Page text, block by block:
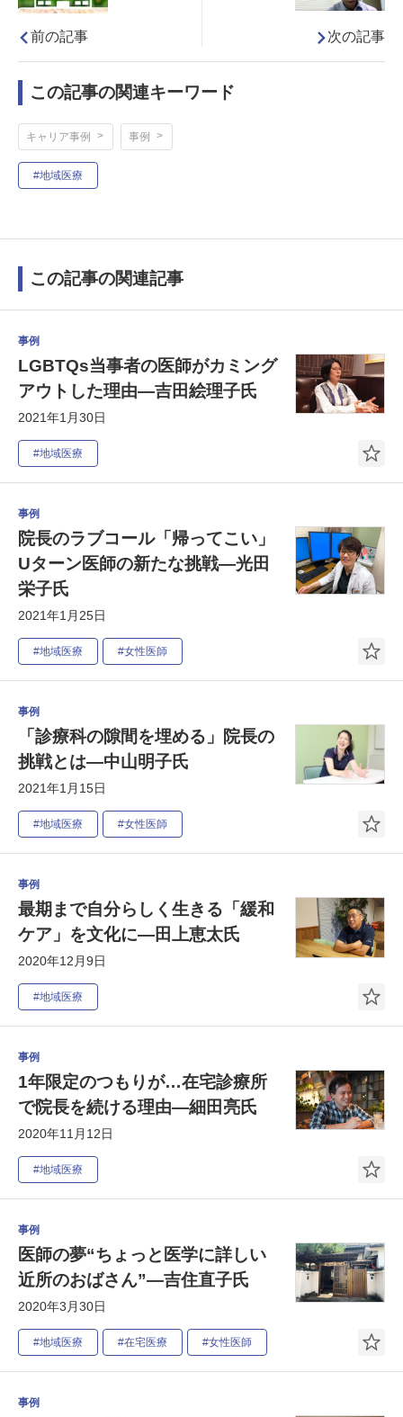
前の記事 次の記事
この記事の関連キーワード
キャリア事例 事例
#地域医療
この記事の関連記事
事例
LGBTQs当事者の医師がカミング
アウトした理由―吉田絵理子氏
2021年1月30日
#地域医療
事例
院長のラブコール「帰ってこい」
Uターン医師の新たな挑戦―光田
栄子氏
2021年1月25日
#地域医療 #女性医師
事例
「診療科の隙間を埋める」院長の
挑戦とは―中山明子氏
2021年1月15日
#地域医療 #女性医師
事例
最期まで自分らしく生きる「緩和
ケア」を文化に―田上恵太氏
2020年12月9日
#地域医療
事例
1年限定のつもりが…在宅診療所
で院長を続ける理由―細田亮氏
2020年11月12日
#地域医療
事例
医師の夢“ちょっと医学に詳しい
近所のおばさん”―吉住直子氏
2020年3月30日
#地域医療 #在宅医療 #女性医師
事例